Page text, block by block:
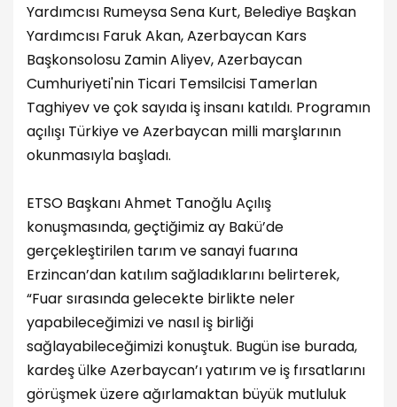
Yardımcısı Rumeysa Sena Kurt, Belediye Başkan
Yardımcısı Faruk Akan, Azerbaycan Kars
Başkonsolosu Zamin Aliyev, Azerbaycan
Cumhuriyeti'nin Ticari Temsilcisi Tamerlan
Taghiyev ve çok sayıda iş insanı katıldı. Programın
açılışı Türkiye ve Azerbaycan milli marşlarının
okunmasıyla başladı.
ETSO Başkanı Ahmet Tanoğlu Açılış
konuşmasında, geçtiğimiz ay Bakü’de
gerçekleştirilen tarım ve sanayi fuarına
Erzincan’dan katılım sağladıklarını belirterek,
“Fuar sırasında gelecekte birlikte neler
yapabileceğimizi ve nasıl iş birliği
sağlayabileceğimizi konuştuk. Bugün ise burada,
kardeş ülke Azerbaycan’ı yatırım ve iş fırsatlarını
görüşmek üzere ağırlamaktan büyük mutluluk